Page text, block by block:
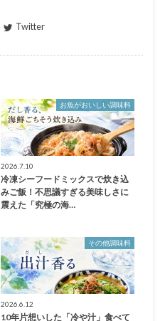
Twitter
お魚がおいしい調味料
2026.7.10
冷凍シーフードミックスで炊き込
みご飯！不思議すぎる美味しさに
震えた「究極の海…
その他調味料
2026.6.12
10年片想いした「冷や汁」食べて